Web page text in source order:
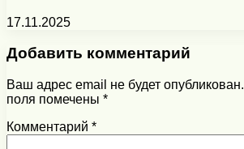
17.11.2025
Добавить комментарий
Ваш адрес email не будет опубликован.
поля помечены *
Комментарий *